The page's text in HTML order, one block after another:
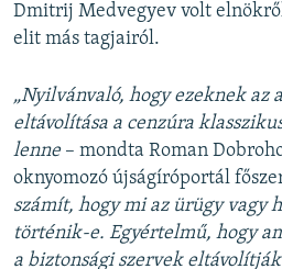
Dmitrij Medvegyev volt
elit más tagjairól.
„Nyilvánvaló, hogy ezeknek az
eltávolítása a cenzúra
lenne– mondta Roman
oknyomozó újságíróportál
számít, hogy mi az ürügy vagy
történik-e. Egyértelmű, hogy
a biztonsági szervek